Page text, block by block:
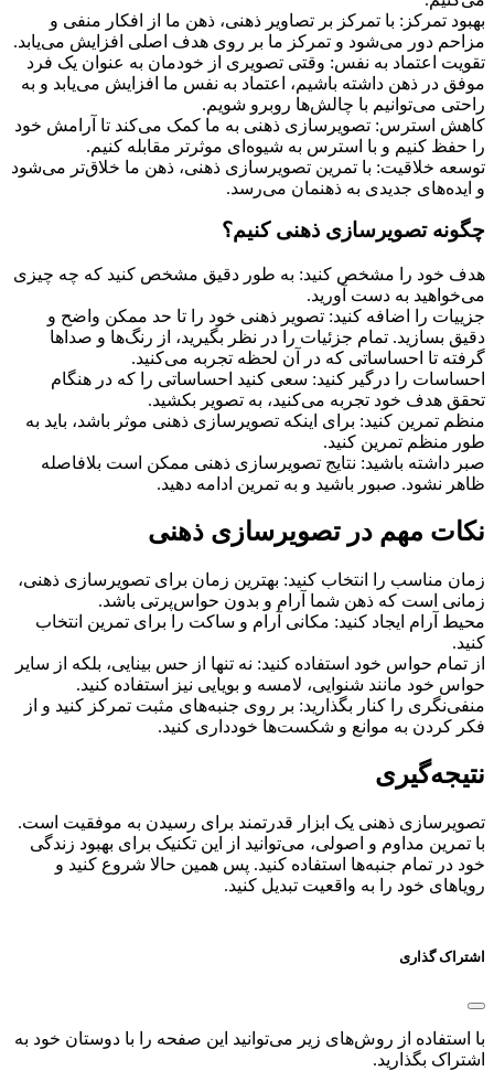
بهبود تمرکز: با تمرکز بر تصاویر ذهنی، ذهن ما از افکار منفی و
مزاحم دور می‌شود و تمرکز ما بر روی هدف اصلی افزایش می‌یابد.
تقویت اعتماد به نفس: وقتی تصویری از خودمان به عنوان یک فرد
موفق در ذهن داشته باشیم، اعتماد به نفس ما افزایش می‌یابد و به
راحتی می‌توانیم با چالش‌ها روبرو شویم.
کاهش استرس: تصویرسازی ذهنی به ما کمک می‌کند تا آرامش خود
را حفظ کنیم و با استرس به شیوه‌ای موثرتر مقابله کنیم.
توسعه خلاقیت: با تمرین تصویرسازی ذهنی، ذهن ما خلاق‌تر می‌شود
و ایده‌های جدیدی به ذهنمان می‌رسد.
چگونه تصویرسازی ذهنی کنیم؟
هدف خود را مشخص کنید: به طور دقیق مشخص کنید که چه چیزی
می‌خواهید به دست آورید.
جزییات را اضافه کنید: تصویر ذهنی خود را تا حد ممکن واضح و
دقیق بسازید. تمام جزئیات را در نظر بگیرید، از رنگ‌ها و صداها
گرفته تا احساساتی که در آن لحظه تجربه می‌کنید.
احساسات را درگیر کنید: سعی کنید احساساتی را که در هنگام
تحقق هدف خود تجربه می‌کنید، به تصویر بکشید.
منظم تمرین کنید: برای اینکه تصویرسازی ذهنی موثر باشد، باید به
طور منظم تمرین کنید.
صبر داشته باشید: نتایج تصویرسازی ذهنی ممکن است بلافاصله
ظاهر نشود. صبور باشید و به تمرین ادامه دهید.
نکات مهم در تصویرسازی ذهنی
زمان مناسب را انتخاب کنید: بهترین زمان برای تصویرسازی ذهنی،
زمانی است که ذهن شما آرام و بدون حواس‌پرتی باشد.
محیط آرام ایجاد کنید: مکانی آرام و ساکت را برای تمرین انتخاب
کنید.
از تمام حواس خود استفاده کنید: نه تنها از حس بینایی، بلکه از سایر
حواس خود مانند شنوایی، لامسه و بویایی نیز استفاده کنید.
منفی‌نگری را کنار بگذارید: بر روی جنبه‌های مثبت تمرکز کنید و از
فکر کردن به موانع و شکست‌ها خودداری کنید.
نتیجه‌گیری
تصویرسازی ذهنی یک ابزار قدرتمند برای رسیدن به موفقیت است.
با تمرین مداوم و اصولی، می‌توانید از این تکنیک برای بهبود زندگی
خود در تمام جنبه‌ها استفاده کنید. پس همین حالا شروع کنید و
رویاهای خود را به واقعیت تبدیل کنید.
اشتراک گذاری
با استفاده از روش‌های زیر می‌توانید این صفحه را با دوستان خود به
اشتراک بگذارید.